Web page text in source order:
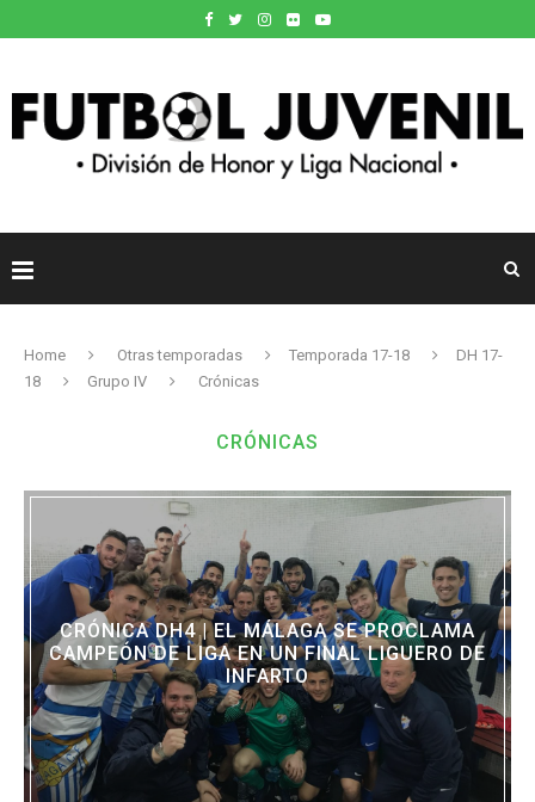
Home Otras temporadas Temporada 17-18
DH 17-
18
Grupo IV Crónicas
CRÓNICAS
CRÓNICA DH4 | EL MÁLAGA SE PROCLAMA
CAMPEÓN DE LIGA EN UN FINAL LIGUERO DE
INFARTO